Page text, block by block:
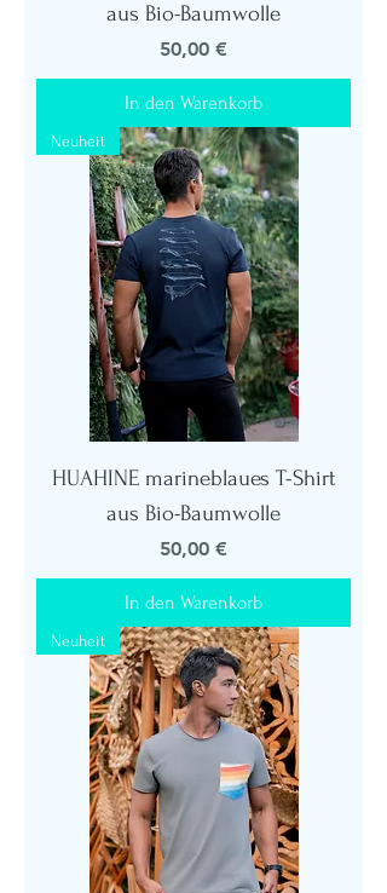
aus Bio-Baumwolle
Preis
50,00 €
In den Warenkorb
Neuheit
HUAHINE marineblaues T-Shirt
aus Bio-Baumwolle
Preis
50,00 €
In den Warenkorb
Neuheit